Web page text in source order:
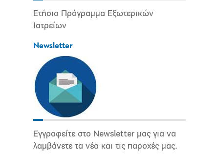
Ετήσιο Πρόγραμμα Εξωτερικών
Ιατρείων
Newsletter
Εγγραφείτε στο Newsletter μας για να
λαμβάνετε τα νέα και τις παροχές μας.